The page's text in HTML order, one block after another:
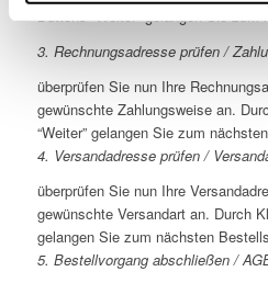
Buttons “Weiter” gelangen Sie
3. Rechnungsadresse prüfen /
überprüfen Sie nun Ihre
gewünschte Zahlungsweise an.
“Weiter” gelangen Sie zum
4. Versandadresse prüfen /
überprüfen Sie nun Ihre
gewünschte Versandart an. Durch
gelangen Sie zum nächsten
5. Bestellvorgang abschließen /